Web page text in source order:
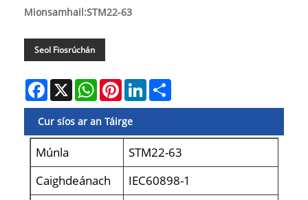
Mionsamhail:STM22-63
Seol Fiosrúchán
Facebook
X WhatsAppPinterestLinkedIn
Cur síos ar an Táirge
Múnla
STM22-63
Caighdeánach
IEC60898-1